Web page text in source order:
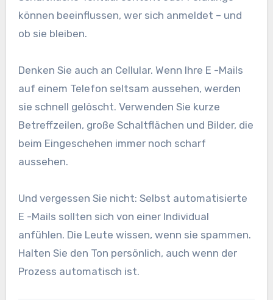
können beeinflussen, wer sich anmeldet – und
ob sie bleiben.
Denken Sie auch an Cellular. Wenn Ihre E -Mails
auf einem Telefon seltsam aussehen, werden
sie schnell gelöscht. Verwenden Sie kurze
Betreffzeilen, große Schaltflächen und Bilder, die
beim Eingeschehen immer noch scharf
aussehen.
Und vergessen Sie nicht: Selbst automatisierte
E -Mails sollten sich von einer Individual
anfühlen. Die Leute wissen, wenn sie spammen.
Halten Sie den Ton persönlich, auch wenn der
Prozess automatisch ist.